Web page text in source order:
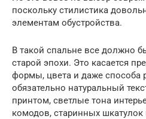
поскольку стилистика
элементам обустройства.
В такой спальне все должно
старой эпохи. Это касается
формы, цвета и даже способа
обязательно натуральный
принтом, светлые тона
комодов, старинных